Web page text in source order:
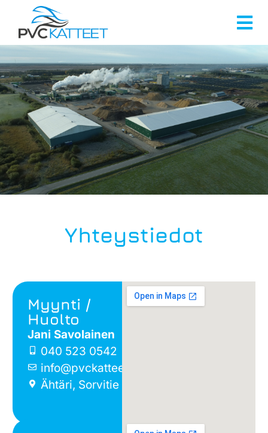
Yhteystiedot
Myynti /
Huolto
Jani Savolainen
040 523 0542
info@pvckatteet.fi
Ähtäri, Sorvitie 5